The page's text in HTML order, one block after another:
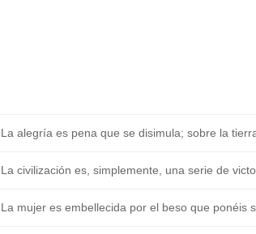
La alegría es pena que se disimula; sobre la
La civilización es, simplemente, una serie de
La mujer es embellecida por el beso que ponéis